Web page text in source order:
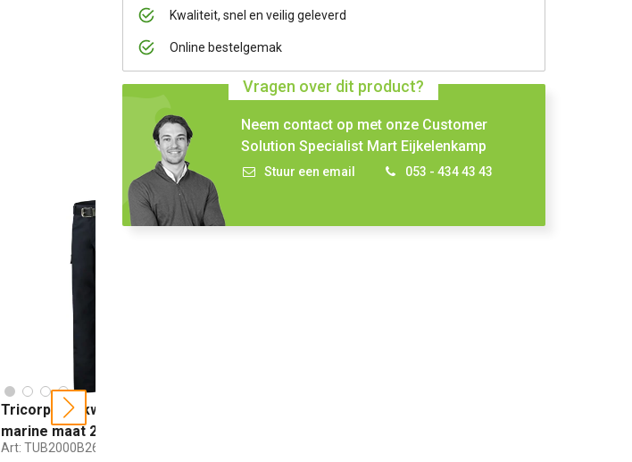
Kwaliteit, snel en veilig geleverd
Online bestelgemak
Vragen over dit product?
Neem contact op met onze Customer
Solution Specialist Mart Eijkelenkamp
Stuur een email 053 - 434 43 43
Tricorp Workwear worker
marine maat 26
Art: TUB2000B26
next